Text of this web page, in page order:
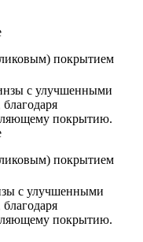
покрытием
с улучшенными
покрытию.
покрытием
с улучшенными
покрытию.